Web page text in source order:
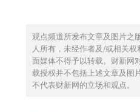
观点频道所发布文章及图片之
人所有，未经作者及/或相关
面媒体不得予以转载。财新网
载授权并不包括上述文章及图
不代表财新网的立场和观点。